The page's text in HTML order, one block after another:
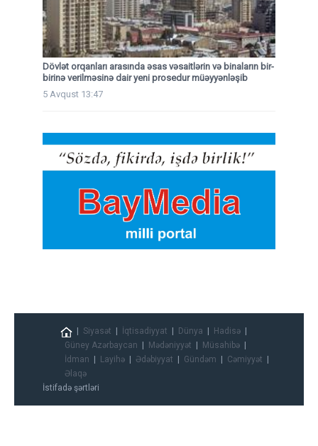
Dövlət orqanları arasında əsas vəsaitlərin və binaların bir-
birinə verilməsinə dair yeni prosedur müəyyənləşib
5 Avqust 13:47
Siyasət İqtisadiyyat Dünya
Hadisə
Güney Azərbaycan
Mədəniyyət
Müsahibə
İdman
Layihə Ədəbiyyat Gündəm
Cəmiyyət
Əlaqə
İstifadə şərtləri